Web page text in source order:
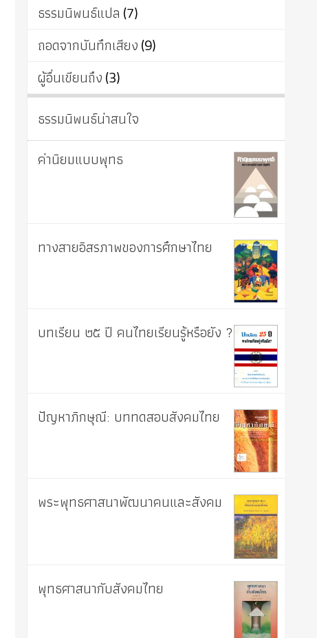
ธรรมนิพนธ์แปล (7)
ถอดจากบันทึกเสียง(9)
ผู้อื่นเขียนถึง(3)
ธรรมนิพนธ์น่าสนใจ
ค่านิยมแบบพุทธ
ทางสายอิสรภาพของการศึกษาไทย
บทเรียน ๒๕ ปี คนไทยเรียนรู้หรือยัง ?
ปัญหาภิกษุณี: บททดสอบสังคมไทย
พระพุทธศาสนาพัฒนาคนและสังคม
พุทธศาสนากับสังคมไทย